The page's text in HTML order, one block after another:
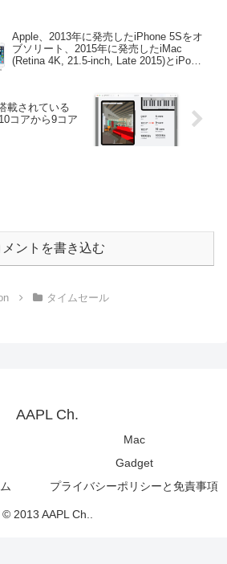
Apple、2013年に発売したiPhone 5Sをオ
ブソリート、2015年に発売したiMac
(Retina 4K, 21.5-inch, Late 2015)とiPod
載されている
コアから9コア
メントを書き込む
タイムセール
AAPL Ch.
Mac
Gadget
プライバシーポリシーと免責事項
© 2013 AAPL Ch..